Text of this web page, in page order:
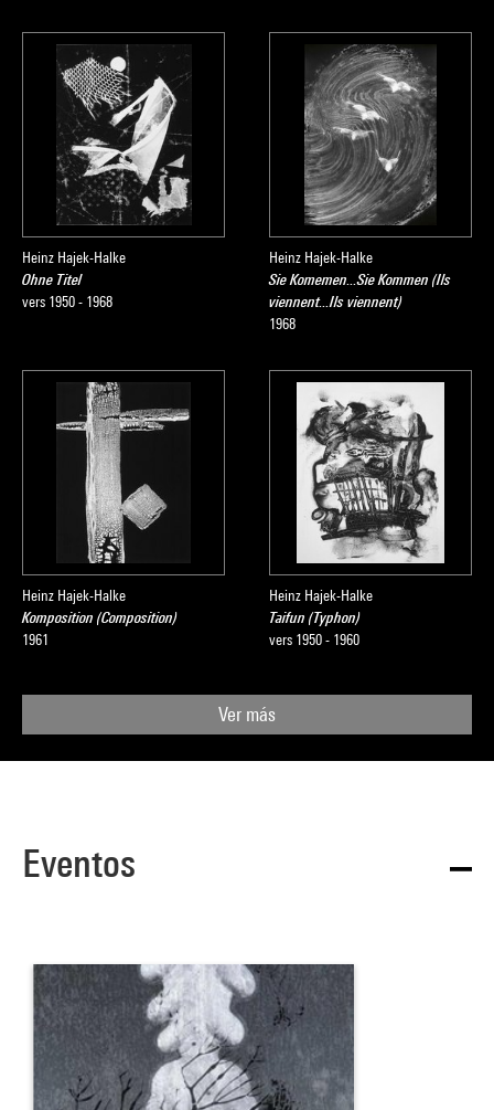
Heinz Hajek-Halke
Ohne Titel
vers 1950 - 1968
Heinz Hajek-Halke
Sie Komemen...Sie Kommen (Ils
viennent...Ils viennent)
1968
Heinz Hajek-Halke
Komposition (Composition)
1961
Heinz Hajek-Halke
Taifun (Typhon)
vers 1950 - 1960
Ver más
Eventos